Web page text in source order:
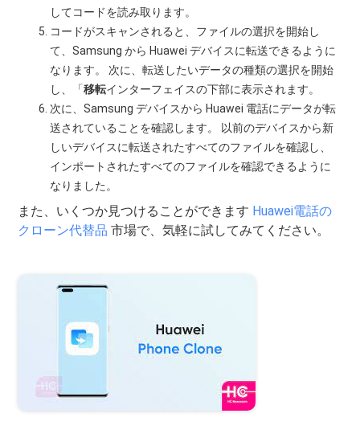
してコードを読み取ります。
コードがスキャンされると、ファイルの選択を開始し
て、Samsung から Huawei デバイスに転送できるように
なります。 次に、転送したいデータの種類の選択を開始
し、「移転インターフェイスの下部に表示されます。
次に、Samsung デバイスから Huawei 電話にデータが転
送されていることを確認します。 以前のデバイスから新
しいデバイスに転送されたすべてのファイルを確認し、
インポートされたすべてのファイルを確認できるように
なりました。
また、いくつか見つけることができます Huawei電話の
クローン代替品 市場で、気軽に試してみてください。